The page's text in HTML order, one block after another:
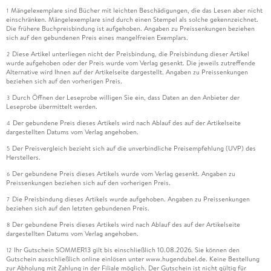
1 Mängelexemplare sind Bücher mit leichten Beschädigungen, die das Lesen aber nicht
einschränken. Mängelexemplare sind durch einen Stempel als solche gekennzeichnet.
Die frühere Buchpreisbindung ist aufgehoben. Angaben zu Preissenkungen beziehen
sich auf den gebundenen Preis eines mangelfreien Exemplars.
2 Diese Artikel unterliegen nicht der Preisbindung, die Preisbindung dieser Artikel
wurde aufgehoben oder der Preis wurde vom Verlag gesenkt. Die jeweils zutreffende
Alternative wird Ihnen auf der Artikelseite dargestellt. Angaben zu Preissenkungen
beziehen sich auf den vorherigen Preis.
3 Durch Öffnen der Leseprobe willigen Sie ein, dass Daten an den Anbieter der
Leseprobe übermittelt werden.
4 Der gebundene Preis dieses Artikels wird nach Ablauf des auf der Artikelseite
dargestellten Datums vom Verlag angehoben.
5 Der Preisvergleich bezieht sich auf die unverbindliche Preisempfehlung (UVP) des
Herstellers.
6 Der gebundene Preis dieses Artikels wurde vom Verlag gesenkt. Angaben zu
Preissenkungen beziehen sich auf den vorherigen Preis.
7 Die Preisbindung dieses Artikels wurde aufgehoben. Angaben zu Preissenkungen
beziehen sich auf den letzten gebundenen Preis.
8 Der gebundene Preis dieses Artikels wird nach Ablauf des auf der Artikelseite
dargestellten Datums vom Verlag angehoben.
12 Ihr Gutschein SOMMER13 gilt bis einschließlich 10.08.2026. Sie können den
Gutschein ausschließlich online einlösen unter www.hugendubel.de. Keine Bestellung
zur Abholung mit Zahlung in der Filiale möglich. Der Gutschein ist nicht gültig für